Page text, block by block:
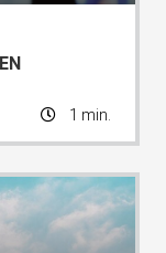
1 min.